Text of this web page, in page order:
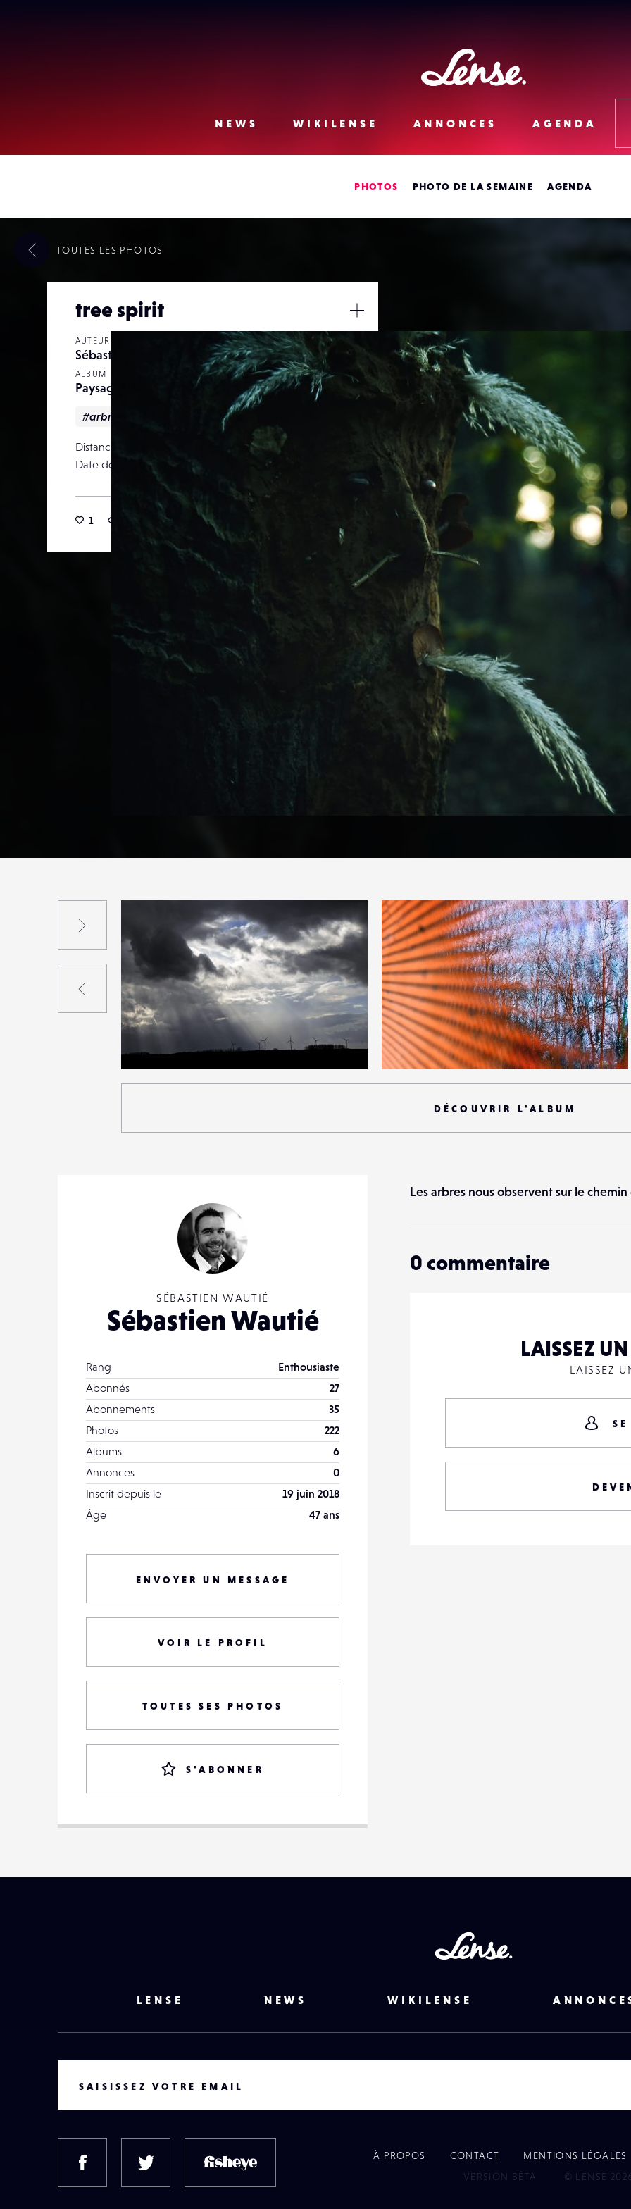
Lense
NEWS
WIKILENSE ANNONCES AGENDA
PHOTOS PHOTO DE LA SEMAINE AGENDA
tree spirit
AUTEUR
Sébastien Wautié
ALBUM
Paysages
#arbres #lum'rottes
Distance focale
Date de publication
10 novembre 2020
1 0
Fermer
TOUTES LES PHOTOS
11
6
35
Précédent
DÉCOUVRIR L'ALBUM
SÉBASTIEN WAUTIÉ
Sébastien Wautié
Rang
Enthousiaste
Abonnés
27
Abonnements
35
Photos
222
Albums
6
Annonces
0
Inscrit depuis le
19 juin 2018
Âge
47 ans
ENVOYER UN MESSAGE
VOIR LE PROFIL
TOUTES SES PHOTOS
S'ABONNER
Les arbres nous observent sur le
0 commentaire
LAISSEZ
LAISSEZ
LENSE NEWS WIKILENSE
SAISISSEZ VOTRE EMAIL
FACEBOOK TWITTER
À PROPOS CONTACT
MENTIONS LÉGALES
VERSION BÊTA
© LENSE